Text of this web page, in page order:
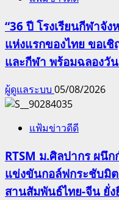
“36 ปี โรงเรียนกีฬาจั
แห่งแรกของไทย ขอเ
และกีฬา พร้อมฉลองวั
ผู้ดูแลระบบ 05/08/2026
แฟ้มข่าวดีดี
RTSM ม.ศิลปากร ผนึ
แข่งขันกอล์ฟกระชับมิต
สานสัมพันธ์ไทย-จีน ยั่